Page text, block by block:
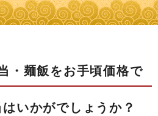
・麺飯をお手頃価格で
いかがでしょうか？